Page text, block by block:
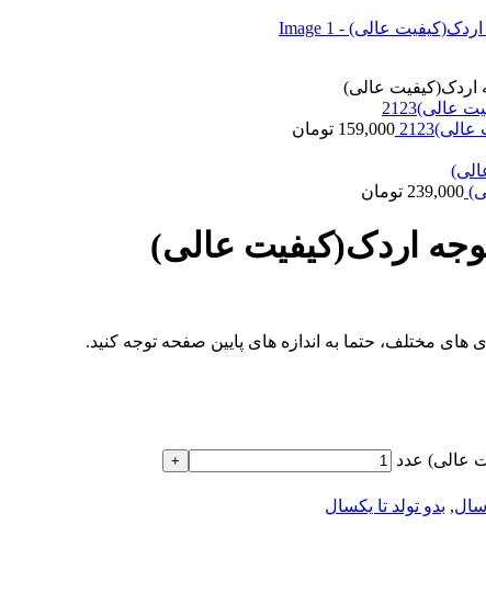
عالی)
159,000 تومان
239,000 تومان
اردک(کیفیت عالی)
های مختلف، حتما به اندازه های پایین صفحه توجه کنید.
عالی) عدد
, بدو تولد تا یکسال